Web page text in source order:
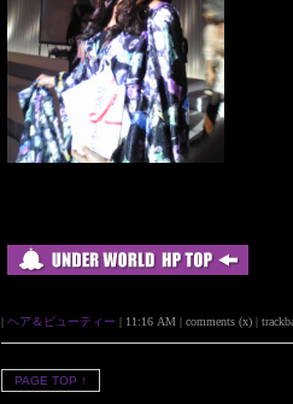
| ヘア＆ビューティー | 11:16 AM | comments (x) |
PAGE TOP ↑